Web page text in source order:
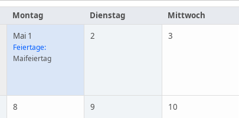
Montag Dienstag Mittwoch
Mai 1
Feiertage:
Maifeiertag
2 3
8 9 10